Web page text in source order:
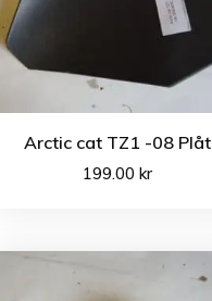
Arctic cat TZ1 -08 Plåt
199.00kr